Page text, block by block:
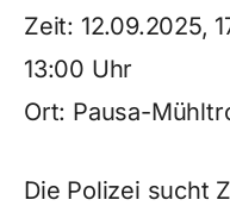
Zeit: 12.09.2025,
13:00 Uhr
Ort: Pausa-
Die Polizei sucht